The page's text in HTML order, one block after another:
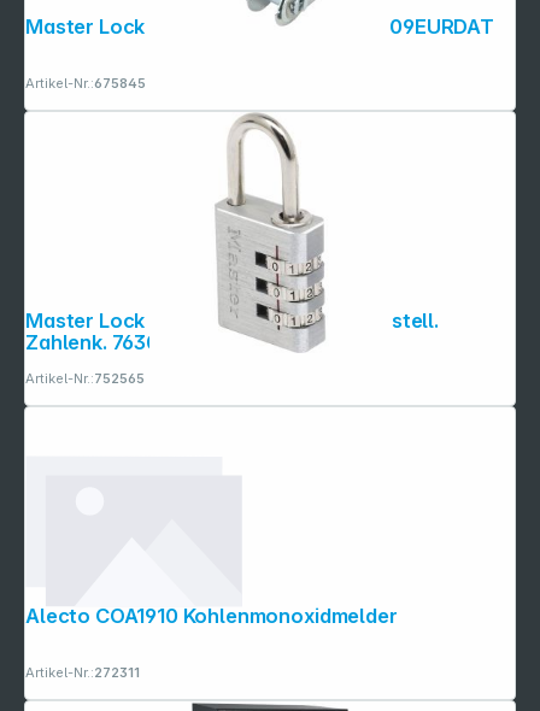
Master Lock Zurrgurte mit Ratsche 3209EURDAT
Artikel-Nr.:675845
Master Lock Zahlenschl. aus Alu. m. 3-stell.
Zahlenk. 7630EURD
Artikel-Nr.:752565
Alecto COA1910 Kohlenmonoxidmelder
Artikel-Nr.:272311
Folgen Sie uns auf